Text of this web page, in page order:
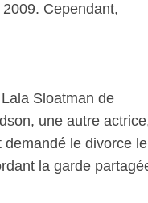
Cependant,
Sloatman de
une autre
le divorce le
la garde